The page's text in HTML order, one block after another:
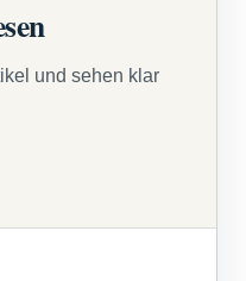
und sehen klar